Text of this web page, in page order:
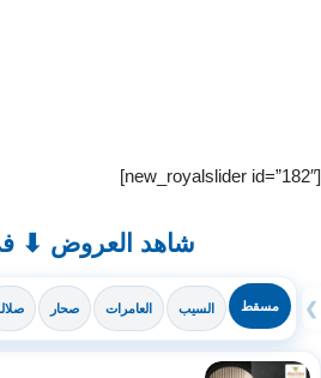
[new_royalslider id=”182″]
شاهد العروض ⬇
مسقط السيب العامرات صحار ❯